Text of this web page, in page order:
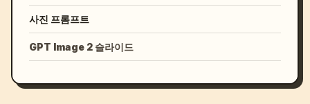
사진 프롬프트
GPT Image 2 슬라이드